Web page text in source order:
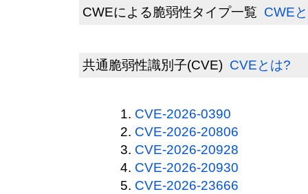
CWEによる脆弱性タイプ一覧 CWE
共通脆弱性識別子(CVE) CVEとは?
CVE-2026-0390
CVE-2026-20806
CVE-2026-20928
CVE-2026-20930
CVE-2026-23666